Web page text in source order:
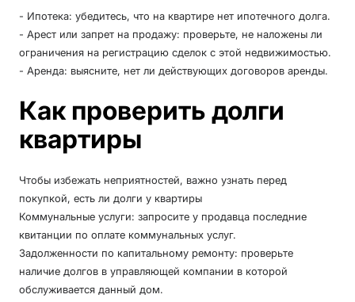
- Ипотека: убедитесь, что на квартире нет ипотечного долга.
- Арест или запрет на продажу: проверьте, не наложены ли
ограничения на регистрацию сделок с этой недвижимостью.
- Аренда: выясните, нет ли действующих договоров аренды.
Как проверить долги
квартиры
Чтобы избежать неприятностей, важно узнать перед
покупкой, есть ли долги у квартиры
Коммунальные услуги: запросите у продавца последние
квитанции по оплате коммунальных услуг.
Задолженности по капитальному ремонту: проверьте
наличие долгов в управляющей компании в которой
обслуживается данный дом.